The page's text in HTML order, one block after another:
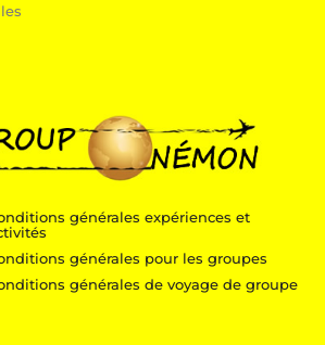
générales expériences et
générales pour les groupes
générales de voyage de groupe